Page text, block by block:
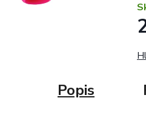
Popis